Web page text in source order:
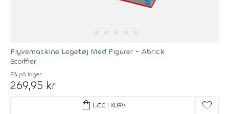
Flyvemaskine Legetøj Med Figurer - Abrick
Ecoiffier
Få på lager
269,95 kr
shopping_bag LÆG I KURV favorite